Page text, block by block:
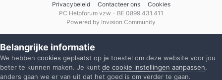
Privacybeleid Contacteer ons
Cookies
PC Helpforum vzw - BE 0899.431.411
Powered by Invision Community
Belangrijke informatie
We hebben cookies geplaatst op je toestel om deze website voor jou
beter te kunnen maken. Je kunt de cookie instellingen aanpassen,
anders gaan we er van uit dat het goed is om verder te gaan.